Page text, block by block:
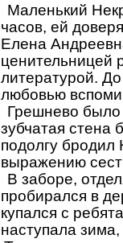
Маленький
часов, ей
Елена
ценительницей
литературой.
любовью
Грешнево было
зубчатая стена
подолгу бродил
выражению
В заборе,
пробирался в
купался с
наступала зима,